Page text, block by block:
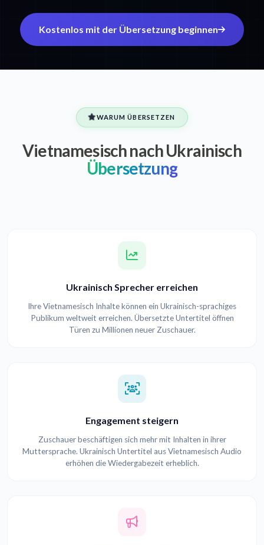
Kostenlos mit der Übersetzung beginnen
WARUM ÜBERSETZEN
Vietnamesisch nach Ukrainisch
Übersetzung
Ukrainisch Sprecher erreichen
Ihre Vietnamesisch Inhalte können ein Ukrainisch-sprachiges
Publikum weltweit erreichen. Übersetzte Untertitel öffnen
Türen zu Millionen neuer Zuschauer.
Engagement steigern
Zuschauer beschäftigen sich mehr mit Inhalten in ihrer
Muttersprache. Ukrainisch Untertitel aus Vietnamesisch Audio
erhöhen die Wiedergabezeit erheblich.